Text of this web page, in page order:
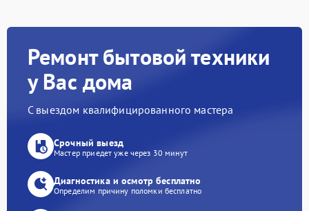
Ремонт бытовой техники
у Вас дома
С выездом квалифицированного мастера
Срочный выезд
Мастер приедет уже через 30 минут
Диагностика и осмотр бесплатно
Определим причину поломки бесплатно